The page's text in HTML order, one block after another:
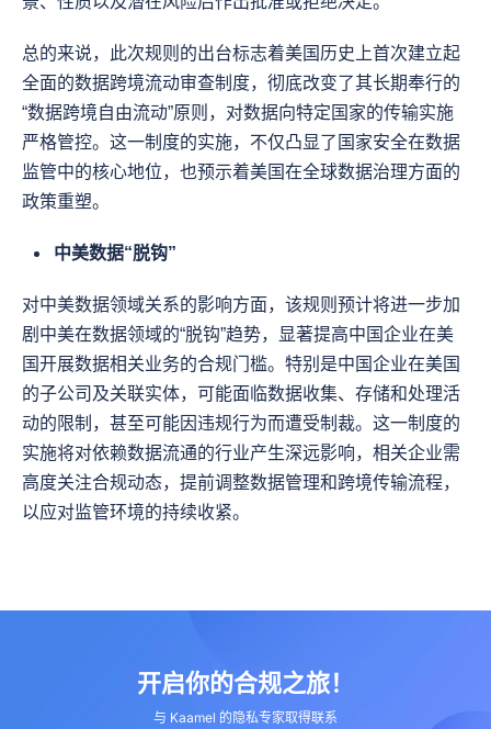
总的来说，此次规则的出台标志着美国历史上首次建立起
全面的数据跨境流动审查制度，彻底改变了其长期奉行的
“数据跨境自由流动”原则，对数据向特定国家的传输实施
严格管控。这一制度的实施，不仅凸显了国家安全在数据
监管中的核心地位，也预示着美国在全球数据治理方面的
政策重塑。
中美数据“脱钩”
对中美数据领域关系的影响方面，该规则预计将进一步加
剧中美在数据领域的“脱钩”趋势，显著提高中国企业在美
国开展数据相关业务的合规门槛。特别是中国企业在美国
的子公司及关联实体，可能面临数据收集、存储和处理活
动的限制，甚至可能因违规行为而遭受制裁。这一制度的
实施将对依赖数据流通的行业产生深远影响，相关企业需
高度关注合规动态，提前调整数据管理和跨境传输流程，
以应对监管环境的持续收紧。
开启你的合规之旅！
与 Kaamel 的隐私专家取得联系